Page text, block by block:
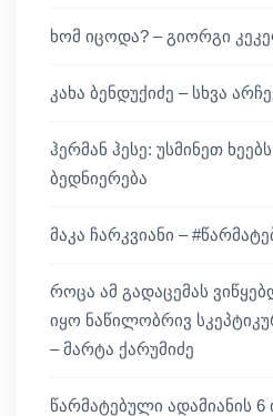
ხომ იცოდა? – გიორგი
კახა ბენდუქიძე – სხვა
ჰერმან ჰესე: უსმინეთ
ბედნიერება
მაკა ჩარკვიანი –
როცა ამ გადაცემას
იყო ნაწილობრივ
– მარტა ქარუმიძე
წარმატებული ადამიანის 6